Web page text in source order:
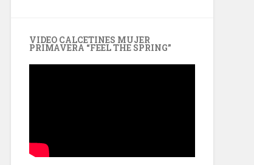
VIDEO CALCETINES MUJER
PRIMAVERA “FEEL THE SPRING”